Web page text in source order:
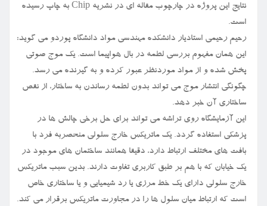
نتایج این پروژه در چارچوب مقاله ای در نشریه Chip به چاپ رسیده
است.
رحیم رحیمی استادیار دانشکده مهندسی مواد دانشگاه پوردو می گوید:
این همان مفهوم بررسی لطمه در بال هواپیما است. یک موج صوتی
پخش شده و از مواد موردنظر عبور کرده و به گیرنده می رسد.
چگونگی انتشار موج می تواند بدون لطمه رساندن به ساختار، از نقص
ساختاری آن خبر دهد.
این آزمایشگاه روی تراشه می تواند برای حل برخی چالش ها در
پزشکی استفاده گردد. یک ماتریکس خارج سلولی منحصربه فرد با
بافت های مختلف ارتباط دارد، دقیقا همانند ساختمان های موجود در
یک خیابان که با هم بر طبق کاربری تفاوت دارند. بدین سبب ماتریکس
خارج سلولی دارای یک خط مرزی یا رد شیمیایی و یا ساختاری خاص
است که ارتباط میان سلول ها را در مجاورت ماتریکس برقرار می کند.